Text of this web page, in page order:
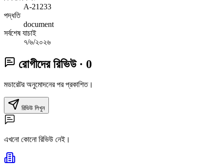
A-21233
পদ্ধতি
document
সর্বশেষ যাচাই
৭/৬/২০২৬
রোগীদের রিভিউ · 0
মডারেটর অনুমোদনের পর প্রকাশিত।
রিভিউ লিখুন
এখনো কোনো রিভিউ নেই।